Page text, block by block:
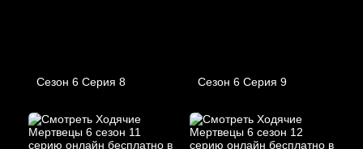
Сезон 6 Серия 8 Сезон 6 Серия 9